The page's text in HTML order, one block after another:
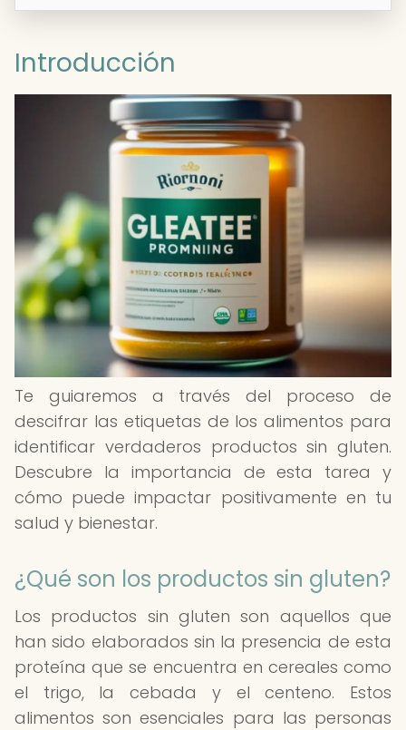
Introducción
Te guiaremos a través del proceso de
descifrar las etiquetas de los alimentos para
identificar verdaderos productos sin gluten.
Descubre la importancia de esta tarea y
cómo puede impactar positivamente en tu
salud y bienestar.
¿Qué son los productos sin gluten?
Los productos sin gluten son aquellos que
han sido elaborados sin la presencia de esta
proteína que se encuentra en cereales como
el trigo, la cebada y el centeno. Estos
alimentos son esenciales para las personas